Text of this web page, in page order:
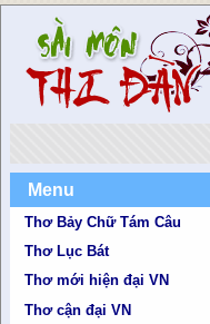
Menu
Thơ Bảy Chữ Tám Câu
Thơ Lục Bát
Thơ mới hiện đại VN
Thơ cận đại VN